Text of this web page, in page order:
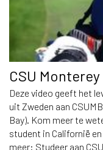
CSU
Deze video geeft het
uit Zweden aan
Bay). Kom meer te
student in Californië
meer: Studeer aan